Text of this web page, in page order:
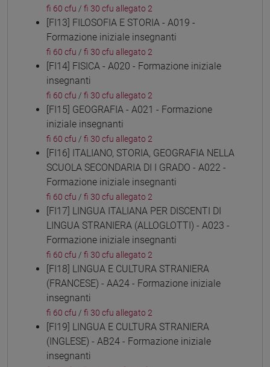
fi 60 cfu / fi 30 cfu allegato 2
[FI13] FILOSOFIA E STORIA - A019 -
Formazione iniziale insegnanti
fi 60 cfu / fi 30 cfu allegato 2
[FI14] FISICA - A020 - Formazione iniziale
insegnanti
fi 60 cfu / fi 30 cfu allegato 2
[FI15] GEOGRAFIA - A021 - Formazione
iniziale insegnanti
fi 60 cfu / fi 30 cfu allegato 2
[FI16] ITALIANO, STORIA, GEOGRAFIA NELLA
SCUOLA SECONDARIA DI I GRADO - A022 -
Formazione iniziale insegnanti
fi 60 cfu / fi 30 cfu allegato 2
[FI17] LINGUA ITALIANA PER DISCENTI DI
LINGUA STRANIERA (ALLOGLOTTI) - A023 -
Formazione iniziale insegnanti
fi 60 cfu / fi 30 cfu allegato 2
[FI18] LINGUA E CULTURA STRANIERA
(FRANCESE) - AA24 - Formazione iniziale
insegnanti
fi 60 cfu / fi 30 cfu allegato 2
[FI19] LINGUA E CULTURA STRANIERA
(INGLESE) - AB24 - Formazione iniziale
insegnanti